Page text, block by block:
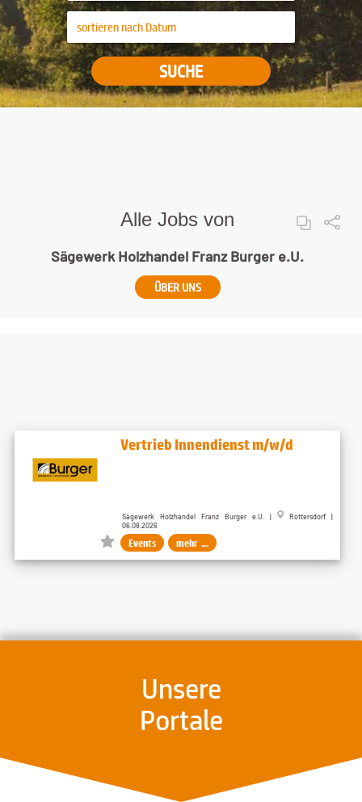
SUCHE
Alle Jobs von
Sägewerk Holzhandel Franz Burger e.U.
ÜBER UNS
Vertrieb Innendienst m/w/d
Sägewerk Holzhandel Franz Burger e.U. |
Rottersdorf |
06.08.2026
Events mehr ...
Unsere
Portale